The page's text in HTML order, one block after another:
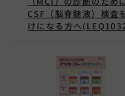
CSF（脳脊髄液）検査
けになる方へ